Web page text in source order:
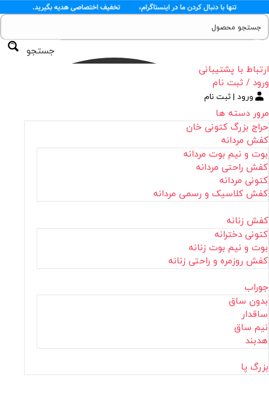
جستجو
ارتباط با پشتیبانی
ورود / ثبت نام
ورود | ثبت نام
مرور دسته ها
حراج بزرگ کتونی خان
کفش مردانه
بوت و نیم بوت مردانه
کفش راحتی مردانه
کتونی مردانه
کفش کلاسیک و رسمی مردانه
کفش زنانه
کتونی دخترانه
بوت و نیم بوت زنانه
کفش روزمره و راحتی زنانه
جوراب
بدون ساق
ساقدار
نیم ساق
هدبند
بزرگ پا